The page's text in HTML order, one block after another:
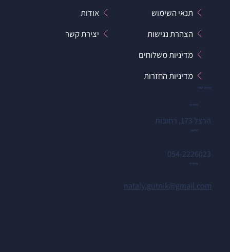
אודות
יצירת קשר
תנאי השימוש
הצהרת נגישות
מדיניות משלוחים
מדיניות החזרות
יצירת קשר
כתובת
הרצל 173, רחובות
טלפון
054-2226023
אימייל
nataly.gutnik@gmail.com